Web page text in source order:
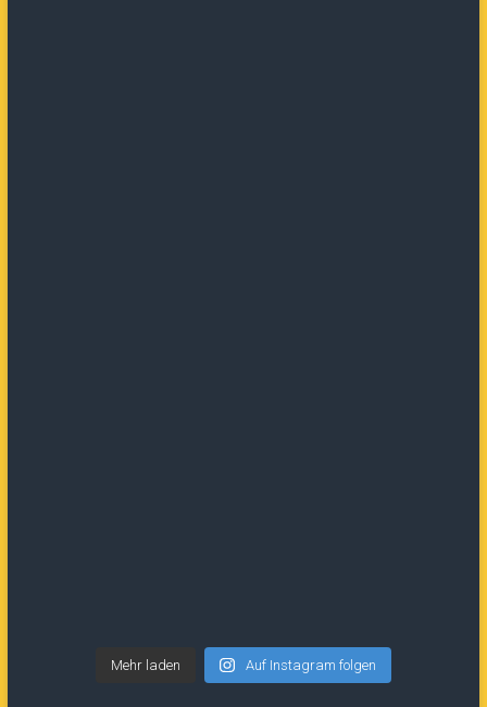
Mehr laden Auf Instagram folgen